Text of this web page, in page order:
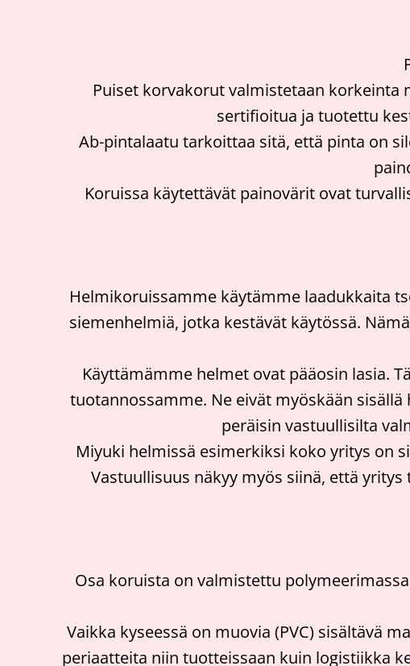
Puiset korvakorut valmistetaan korkeinta
sertifioitua ja tuotettu
Ab-pintalaatu tarkoittaa sitä, että pinta on
Koruissa käytettävät painovärit ovat
Helmikoruissamme käytämme laadukkaita
siemenhelmiä, jotka kestävät käytössä.
Käyttämämme helmet ovat pääosin lasia.
tuotannossamme. Ne eivät myöskään
peräisin vastuullisilta
Miyuki helmissä esimerkiksi koko yritys on
Vastuullisuus näkyy myös siinä, että
Osa koruista on valmistettu
Vaikka kyseessä on muovia (PVC) sisältävä
periaatteita niin tuotteissaan kuin logistiikka